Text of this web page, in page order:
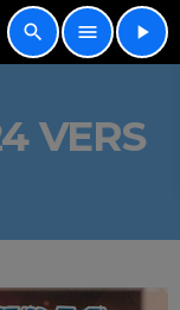
search menu play_arrow
VERS